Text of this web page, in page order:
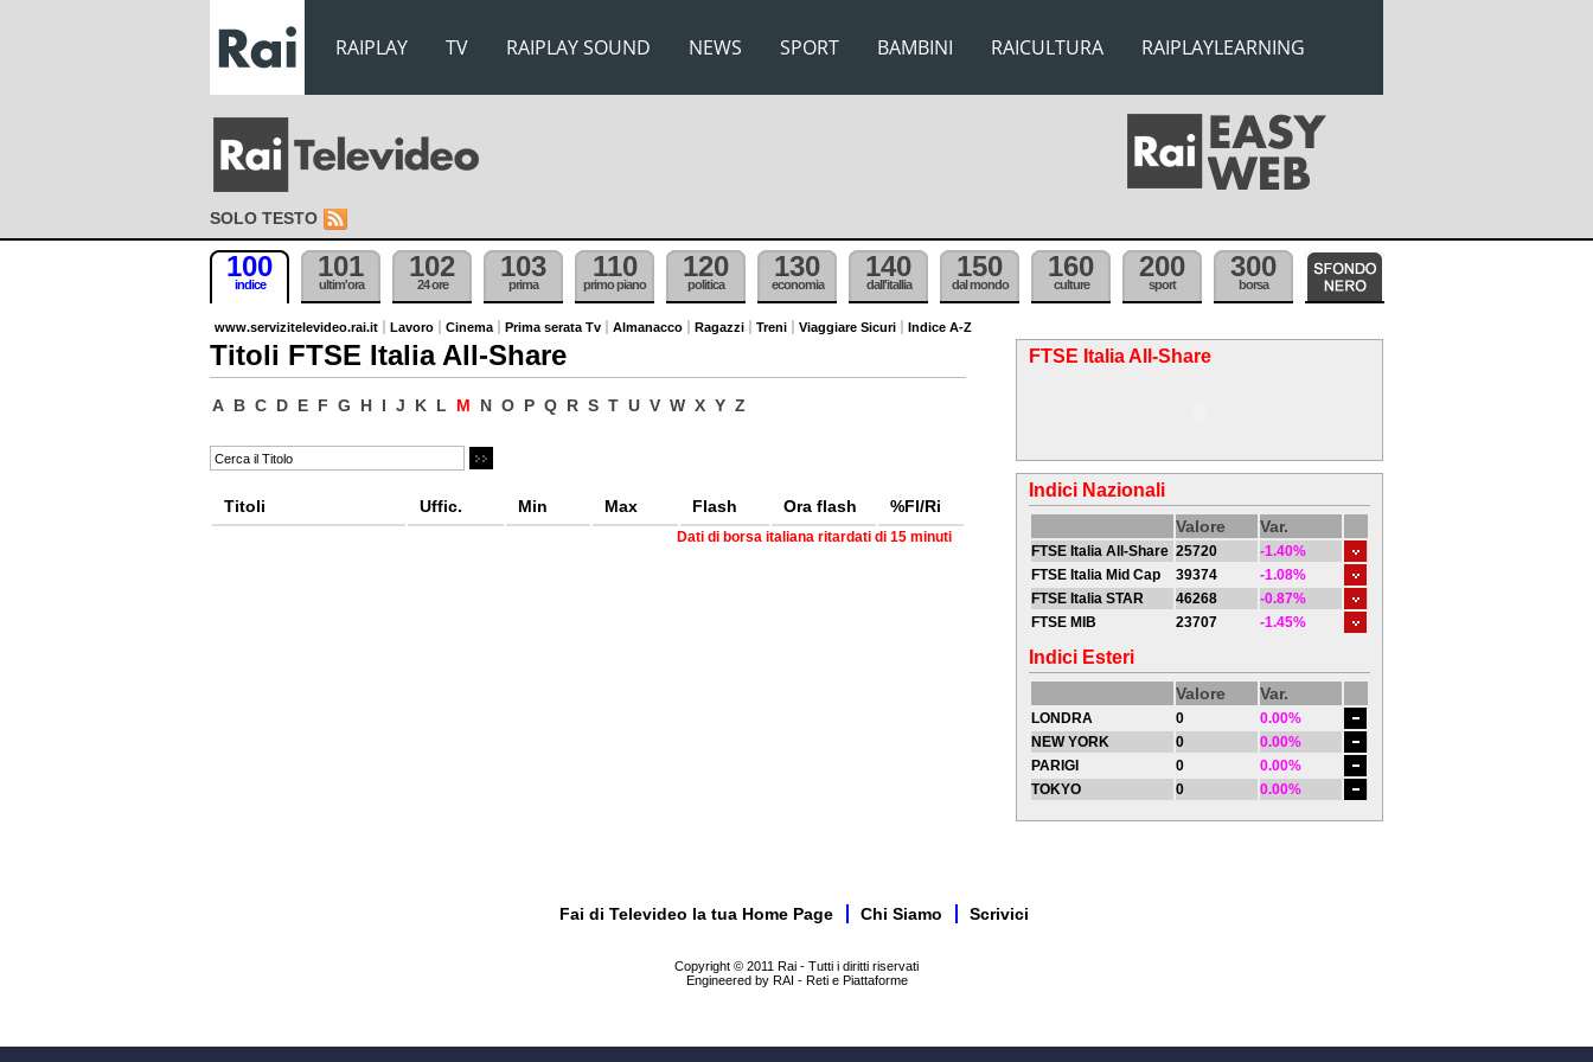
RAIPLAY TV RAIPLAY SOUND NEWS SPORT BAMBINI RAICULTURA RAIPLAYLEARNING
SOLO TESTO
100
indice
101
ultim'ora
102
24 ore
103
prima
110
primo piano
120
politica
130
economia
140
dall'itallia
150
dal mondo
160
culture
200
sport
300
borsa
www.servizitelevideo.rai.it Lavoro Cinema Prima serata Tv Almanacco Ragazzi Treni Viaggiare Sicuri Indice A-Z
Titoli FTSE Italia All-Share
A B C D E F G H I J K L M N O P Q R S T U V W X Y Z
Titoli Uffic. Min Max Flash Ora flash %Fl/Ri
Dati di borsa italiana ritardati di 15 minuti
FTSE Italia All-Share
Indici Nazionali
Valore Var.
FTSE Italia All-Share 25720
-1.40%
FTSE Italia Mid Cap
39374
-1.08%
FTSE Italia STAR
46268
-0.87%
FTSE MIB
23707 -1.45%
Indici Esteri
Valore Var.
LONDRA 0
0.00%
NEW YORK
0
0.00%
PARIGI
0
0.00%
TOKYO
0 0.00%
Fai di Televideo la tua Home Page Chi Siamo Scrivici
Copyright © 2011 Rai - Tutti i diritti riservati
Engineered by RAI - Reti e Piattaforme